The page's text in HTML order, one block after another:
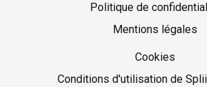
Politique de
Mentions légales
Cookies
Cookies
Conditions d'utilisation de